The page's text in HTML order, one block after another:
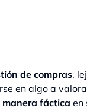
de compras,
en algo a
fáctica en